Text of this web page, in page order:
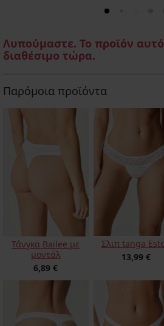
Λυπούμαστε. Το προϊόν αυτό
διαθέσιμο τώρα.
Παρόμοια προϊόντα
Τάνγκα Bailee με
μοντάλ
6,89 €
Σλιπ tanga
13,99 €